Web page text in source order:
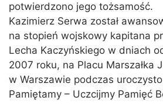
potwierdzono jego tożsamość.
Kazimierz Serwa został
na stopień wojskowy kapitana
Lecha Kaczyńskiego w dniach
2007 roku, na Placu Marszałka
w Warszawie podczas
Pamiętamy – Uczcijmy Pamięć